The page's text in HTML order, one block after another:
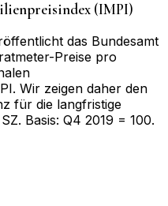
(IMPI)
das Bundesamt
Preise pro
Wir zeigen daher den
für die langfristige
. Basis: Q4 2019 = 100.